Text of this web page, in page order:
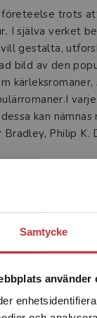
Samtycke
använder
trots
I själva verket
gestalta,
bild av den
kan
Philip K.